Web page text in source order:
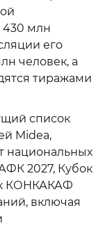
430 млн
его
человек, а
тиражами
список
Midea,
национальных
2027, Кубок
КОНКАКАФ
включая